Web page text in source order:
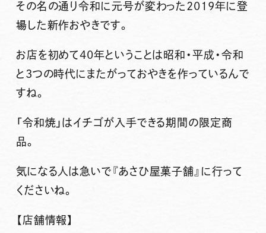
その名の通り令和に元号が変わった2019年に登
場した新作おやきです。
お店を初めて40年ということは昭和・平成・令和
と3つの時代にまたがっておやきを作っているんで
すね。
「令和焼」はイチゴが入手できる期間の限定商
品。
気になる人は急いで 『あさひ屋菓子舗』 に行って
くださいね。
【店舗情報】